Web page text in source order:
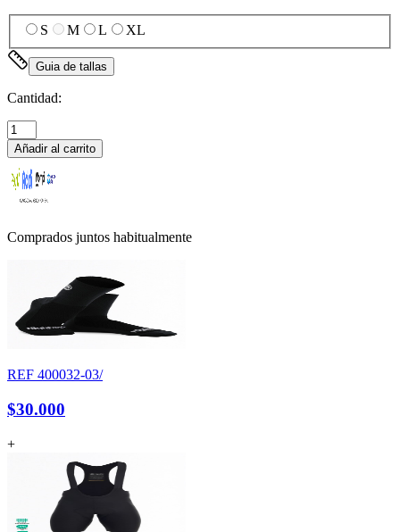
S M L XL
Guia de tallas
Cantidad:
Añadir al carrito
Comprados juntos habitualmente
REF 400032-03/
$30.000
+